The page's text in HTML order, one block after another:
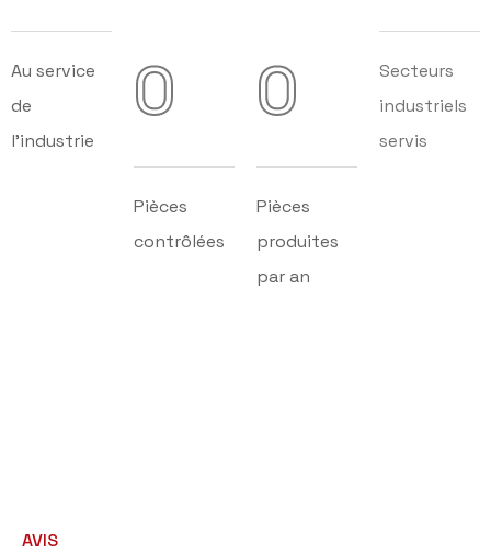
Au service
de
l’industrie
0
Pièces
contrôlées
0
Pièces
produites
par an
Secteurs
industriels
servis
AVIS